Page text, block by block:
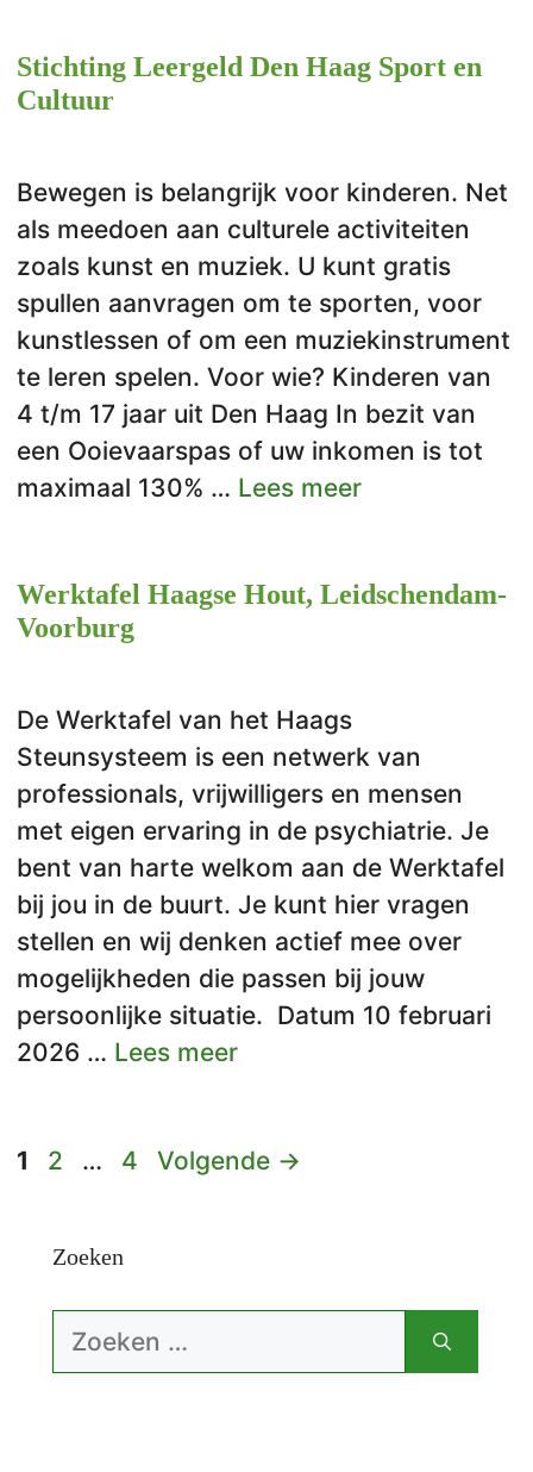
Stichting Leergeld Den Haag Sport en
Cultuur
Bewegen is belangrijk voor kinderen. Net
als meedoen aan culturele activiteiten
zoals kunst en muziek. U kunt gratis
spullen aanvragen om te sporten, voor
kunstlessen of om een muziekinstrument
te leren spelen. Voor wie? Kinderen van
4 t/m 17 jaar uit Den Haag In bezit van
een Ooievaarspas of uw inkomen is tot
maximaal 130% … Lees meer
Werktafel Haagse Hout, Leidschendam-
Voorburg
De Werktafel van het Haags
Steunsysteem is een netwerk van
professionals, vrijwilligers en mensen
met eigen ervaring in de psychiatrie. Je
bent van harte welkom aan de Werktafel
bij jou in de buurt. Je kunt hier vragen
stellen en wij denken actief mee over
mogelijkheden die passen bij jouw
persoonlijke situatie. Datum 10 februari
2026 … Lees meer
Pagina
1 Pagina
2 … Pagina
4 Volgende →
Zoeken
Zoek
naar: